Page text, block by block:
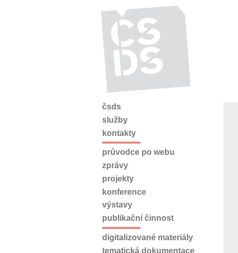
čsds
služby
kontakty
průvodce po webu
zprávy
projekty
konference
výstavy
publikační činnost
digitalizované materiály
tematická dokumentace